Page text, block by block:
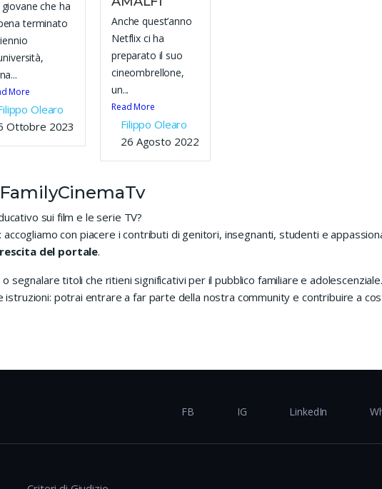
che ha
terminato
More
Olearo
Ottobre 2023
Anche quest’anno
Netflix ci ha
preparato il suo
cineombrellone,
un...
Read More
Filippo Olearo
26 Agosto 2022
sui film e le serie TV?
: accogliamo con piacere i contributi di genitori, insegnanti, studenti e
del portale.
segnalare titoli che ritieni significativi per il pubblico familiare e adolescenziale.
istruzioni: potrai entrare a far parte della nostra community e contribuire a
FB IG LinkedIn